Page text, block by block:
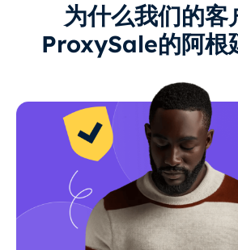
为什么我们的客
ProxySale的阿根